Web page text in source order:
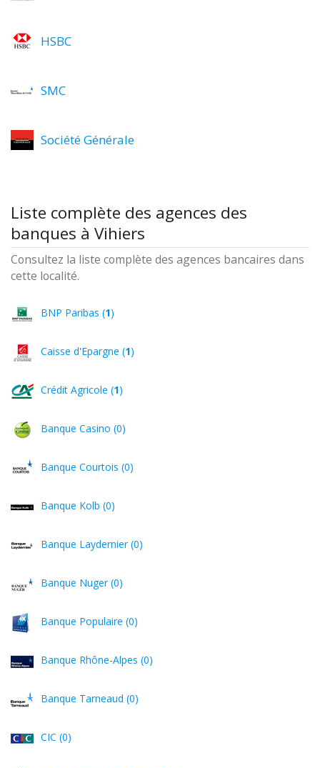
HSBC
SMC
Société Générale
Liste complète des agences des
banques à Vihiers
Consultez la liste complète des agences bancaires dans
cette localité.
BNP Paribas (1)
Caisse d'Epargne (1)
Crédit Agricole (1)
Banque Casino (0)
Banque Courtois (0)
Banque Kolb (0)
Banque Laydernier (0)
Banque Nuger (0)
Banque Populaire (0)
Banque Rhône-Alpes (0)
Banque Tarneaud (0)
CIC (0)